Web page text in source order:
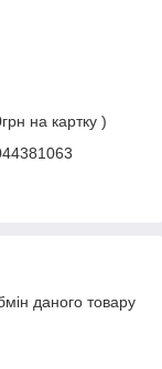
на картку )
даного товару